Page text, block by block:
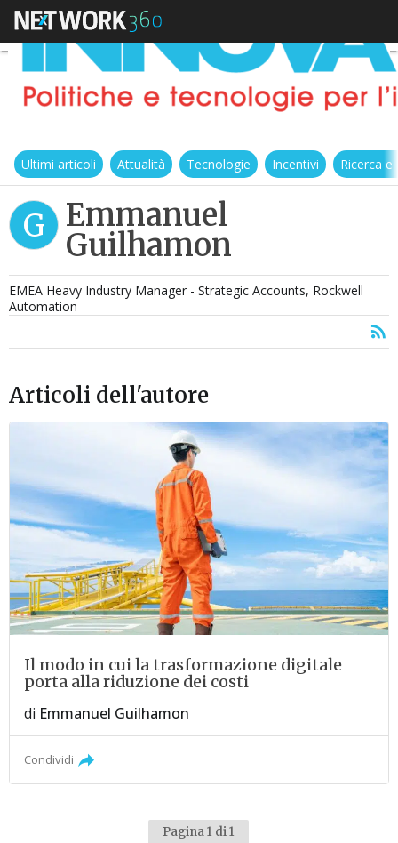
Ultimi articoli Attualità Tecnologie Incentivi Ricerca
G Emmanuel
Guilhamon
EMEA Heavy Industry Manager - Strategic Accounts, Rockwell
Automation
Articoli dell'autore
Il modo in cui la trasformazione digitale
porta alla riduzione dei costi
di Emmanuel Guilhamon
Condividi
Pagina 1 di 1